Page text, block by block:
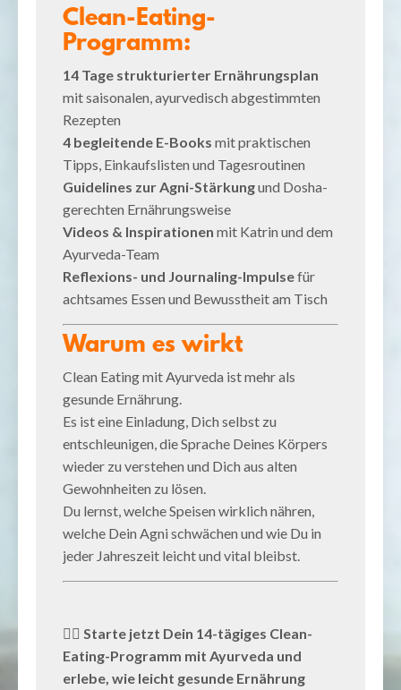
Clean-Eating-
Programm:
14 Tage strukturierter Ernährungsplan
mit saisonalen, ayurvedisch abgestimmten
Rezepten
4 begleitende E-Books mit praktischen
Tipps, Einkaufslisten und Tagesroutinen
Guidelines zur Agni-Stärkungund Dosha-
gerechten Ernährungsweise
Videos & Inspirationen mit Katrin und dem
Ayurveda-Team
Reflexions- und Journaling-Impulsefür
achtsames Essen und Bewusstheit am Tisch
Warum es wirkt
Clean Eating mit Ayurveda ist mehr als
gesunde Ernährung.
Es ist eine Einladung, Dich selbst zu
entschleunigen, die Sprache Deines Körpers
wieder zu verstehen und Dich aus alten
Gewohnheiten zu lösen.
Du lernst, welche Speisen wirklich nähren,
welche Dein Agni schwächen und wie Du in
jeder Jahreszeit leicht und vital bleibst.
👉🏼 Starte jetzt Dein 14-tägiges Clean-
Eating-Programm mit Ayurveda und
erlebe, wie leicht gesunde Ernährung